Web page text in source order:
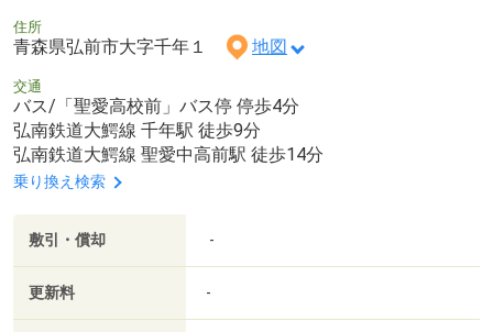
住所
青森県弘前市大字千年１ 地図
交通
バス/「聖愛高校前」バス停 停歩4分
弘南鉄道大鰐線 千年駅 徒歩9分
弘南鉄道大鰐線 聖愛中高前駅 徒歩14分
乗り換え検索
敷引・償却 -
更新料 -